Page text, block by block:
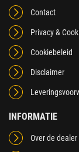
Contact
Privacy &
Cookiebeleid
Disclaimer
INFORMATIE
Over de dealer